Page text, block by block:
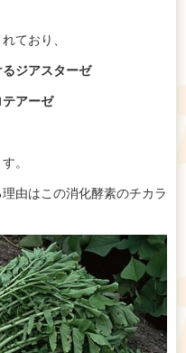
ており、
ジアスターゼ
テアーゼ
。
理由はこの消化酵素のチカラ